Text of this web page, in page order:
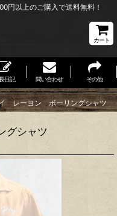
円以上のご購入で送料無料！
カート
日記 問い合わせ その他
レーヨン ボーリングシャツ
グシャツ